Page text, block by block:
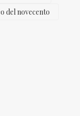
del novecento